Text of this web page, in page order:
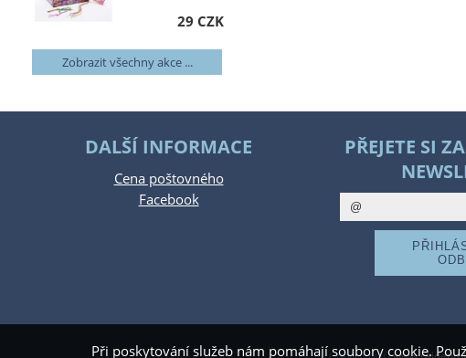
29 CZK
Zobrazit všechny akce ...
DALŠÍ INFORMACE
Cena poštovného
Facebook
PŘEJETE SI
Při poskytování služeb nám pomáhají soubory cookie.